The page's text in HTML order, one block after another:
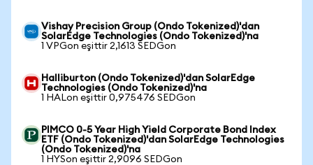
Vishay Precision Group (Ondo Tokenized)'dan
SolarEdge Technologies (Ondo Tokenized)'na
1 VPGon eşittir 2,1613 SEDGon
Halliburton (Ondo Tokenized)'dan SolarEdge
Technologies (Ondo Tokenized)'na
1 HALon eşittir 0,975476 SEDGon
PIMCO 0-5 Year High Yield Corporate Bond Index
ETF (Ondo Tokenized)'dan SolarEdge Technologies
(Ondo Tokenized)'na
1 HYSon eşittir 2,9096 SEDGon